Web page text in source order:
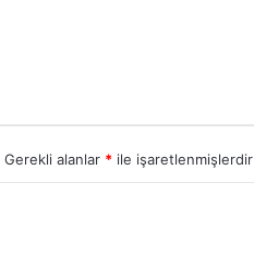
Gerekli alanlar * ile işaretlenmişlerdir